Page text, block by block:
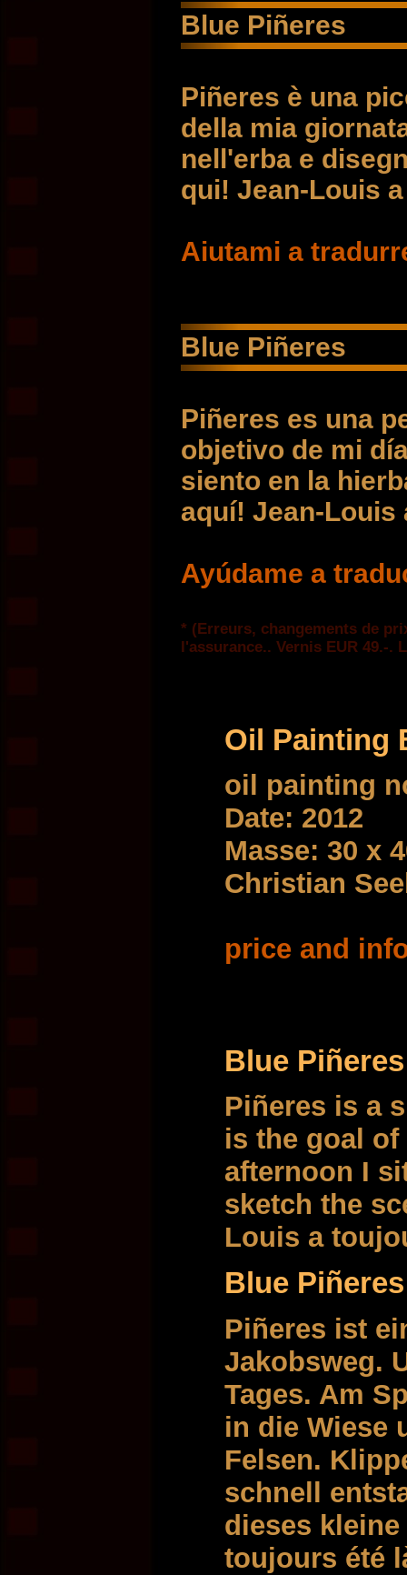
Blue Piñeres
Piñeres è una
della mia
nell'erba e
qui! Jean-Louis
Aiutami a
Blue Piñeres
Piñeres es una
objetivo de mi
siento en la
aquí! Jean-Louis
Ayúdame a
* (Erreurs, changements de
l'assurance.. Vernis EUR 49.-
Oil Painting
oil painting
Date: 2012
Masse: 30 x
Christian
price and
Blue Piñeres
Piñeres is a
is the goal of
afternoon I
sketch the
Louis a
Blue Piñeres
Piñeres ist
Jakobsweg.
Tages. Am
in die Wiese
Felsen.
schnell
dieses
toujours été